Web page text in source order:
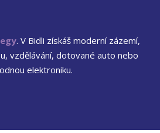
. V Bidli získáš moderní zázemí,
vzdělávání, dotované auto nebo
elektroniku.